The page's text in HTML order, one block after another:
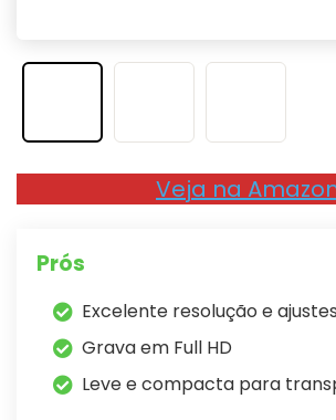
Veja na
Prós
Excelente resolução e ajustes
Grava em Full HD
Leve e compacta para